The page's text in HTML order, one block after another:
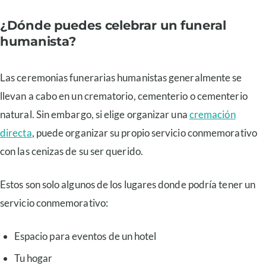
¿Dónde puedes celebrar un funeral
humanista?
Las ceremonias funerarias humanistas generalmente se
llevan a cabo en un crematorio, cementerio o cementerio
natural. Sin embargo, si elige organizar unacremación
directa, puede organizar su propio servicio conmemorativo
con las cenizas de su ser querido.
Estos son solo algunos de los lugares donde podría tener un
servicio conmemorativo:
Espacio para eventos de un hotel
Tu hogar